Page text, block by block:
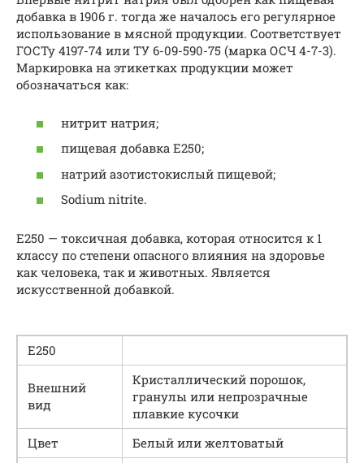
добавка в 1906 г. тогда же началось его регулярное
использование в мясной продукции. Соответствует
ГОСТу 4197-74 или ТУ 6-09-590-75 (марка ОСЧ 4-7-3).
Маркировка на этикетках продукции может
обозначаться как:
нитрит натрия;
пищевая добавка Е250;
натрий азотистокислый пищевой;
Sodium nitrite.
Е250 — токсичная добавка, которая относится к 1
классу по степени опасного влияния на здоровье
как человека, так и животных. Является
искусственной добавкой.
Е250
Внешний
вид
Кристаллический порошок,
гранулы или непрозрачные
плавкие кусочки
Цвет
Белый или желтоватый